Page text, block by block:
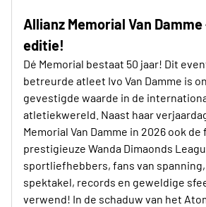
Allianz Memorial Van
editie!
Dé Memorial bestaat 50 jaar! Dit
betreurde atleet Ivo Van Damme is
gevestigde waarde in de
atletiekwereld. Naast haar
Memorial Van Damme in 2026 ook de
prestigieuze Wanda Dimaonds
sportliefhebbers, fans van
spektakel, records en geweldige
verwend! In de schaduw van het